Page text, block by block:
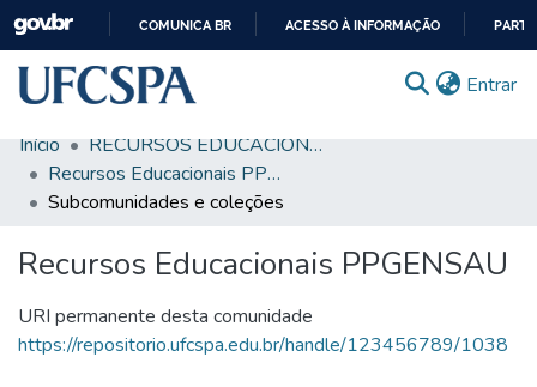
CONTEÚDO
COMUNICA BR ACESSO À INFORMAÇÃO
Entrar
Comunidades & Coleções
Busca Facetada
Estatísticas
Autoarquivamento
Sobre o RI-UFCSPA
Início
RECURSOS EDUCACIONAIS
Recursos Educacionais PPGENSAU
Subcomunidades e coleções
Recursos Educacionais PPGENSAU
URI permanente desta comunidade
https://repositorio.ufcspa.edu.br/handle/123456789/1038